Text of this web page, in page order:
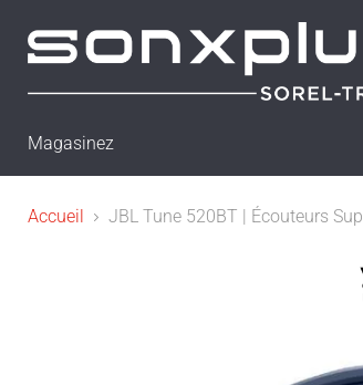
Magasinez
Accueil JBL Tune 520BT | Écouteurs